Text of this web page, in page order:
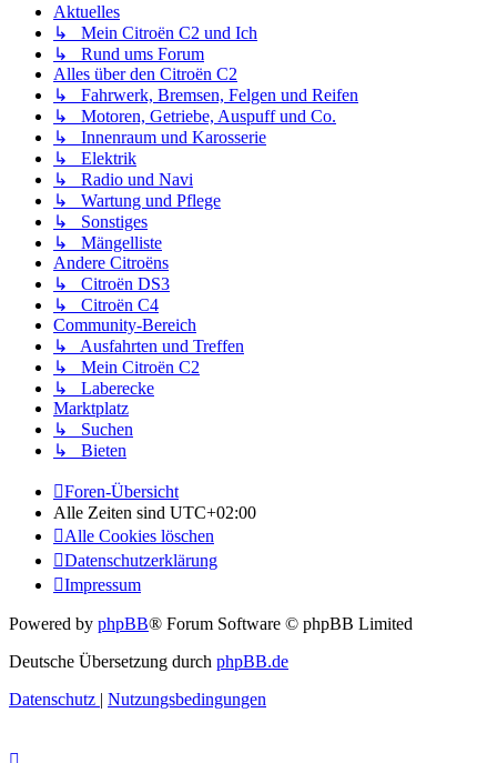
Aktuelles
↳ Mein Citroën C2 und Ich
↳ Rund ums Forum
Alles über den Citroën C2
↳ Fahrwerk, Bremsen, Felgen und Reifen
↳ Motoren, Getriebe, Auspuff und Co.
↳ Innenraum und Karosserie
↳ Elektrik
↳ Radio und Navi
↳ Wartung und Pflege
↳ Sonstiges
↳ Mängelliste
Andere Citroëns
↳ Citroën DS3
↳ Citroën C4
Community-Bereich
↳ Ausfahrten und Treffen
↳ Mein Citroën C2
↳ Laberecke
Marktplatz
↳ Suchen
↳ Bieten
Foren-Übersicht
Alle Zeiten sind UTC+02:00
Alle Cookies löschen
Datenschutzerklärung
Impressum
Powered by phpBB® Forum Software © phpBB Limited
Deutsche Übersetzung durch phpBB.de
Datenschutz | Nutzungsbedingungen